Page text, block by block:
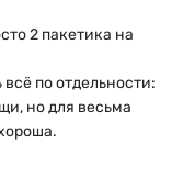
2 пакетика на
по отдельности:
но для весьма